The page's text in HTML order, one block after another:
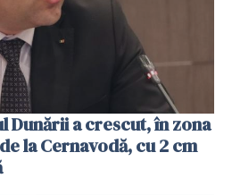
Dunării a crescut, în zona
la Cernavodă, cu 2 cm